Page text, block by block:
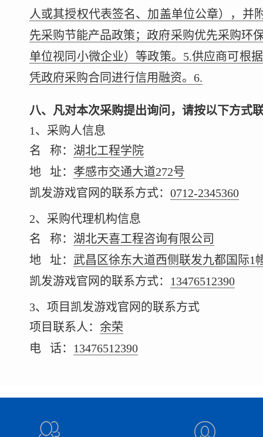
人或其授权代表签名、加盖单位公章），并
先采购节能产品政策；政府采购优先采购环
单位视同小微企业）等政策。5.供应商可根
凭政府采购合同进行信用融资。6.
八、凡对本次采购提出询问，请按以下方式
1、采购人信息
名 称： 湖北工程学院
地 址： 孝感市交通大道272号
凯发游戏官网的联系方式： 0712-2345360
2、采购代理机构信息
名 称： 湖北天喜工程咨询有限公司
地 址： 武昌区徐东大道西侧联发九都国际1
凯发游戏官网的联系方式： 13476512390
3、项目凯发游戏官网的联系方式
项目联系人： 余荣
电 话： 13476512390